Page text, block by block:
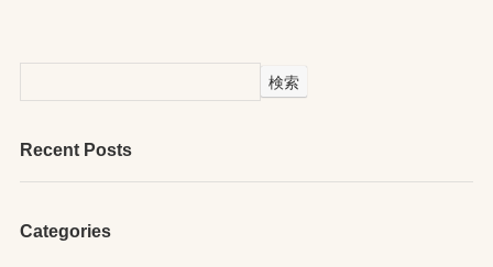
検索
Recent Posts
Categories